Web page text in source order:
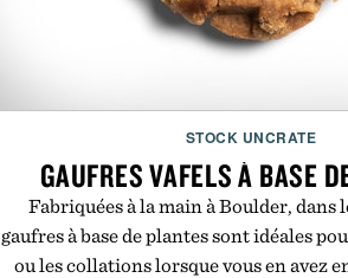
STOCK UNCRATE
GAUFRES VAFELS À BASE
Fabriquées à la main à Boulder, dans
gaufres à base de plantes sont idéales
ou les collations lorsque vous en avez